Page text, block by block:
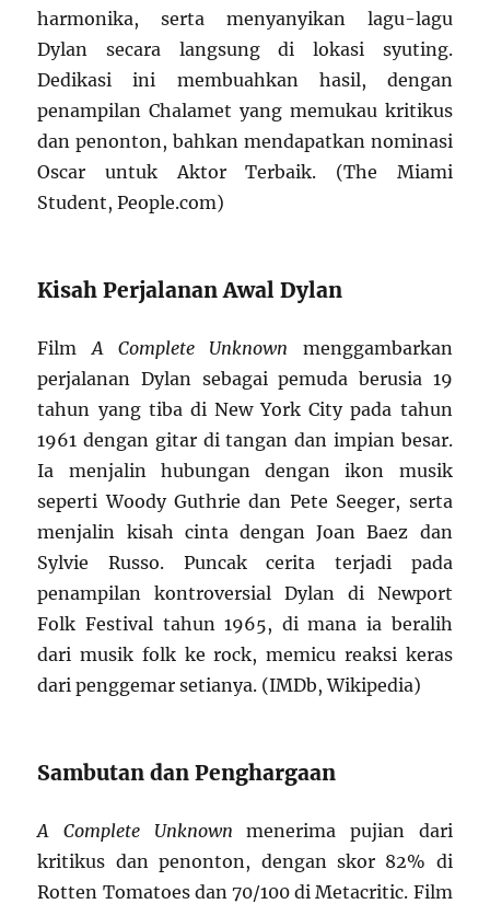
harmonika, serta menyanyikan lagu-lagu
Dylan secara langsung di lokasi syuting.
Dedikasi ini membuahkan hasil, dengan
penampilan Chalamet yang memukau kritikus
dan penonton, bahkan mendapatkan nominasi
Oscar untuk Aktor Terbaik. (The Miami
Student, People.com)
Kisah Perjalanan Awal Dylan
Film A Complete Unknown menggambarkan
perjalanan Dylan sebagai pemuda berusia 19
tahun yang tiba di New York City pada tahun
1961 dengan gitar di tangan dan impian besar.
Ia menjalin hubungan dengan ikon musik
seperti Woody Guthrie dan Pete Seeger, serta
menjalin kisah cinta dengan Joan Baez dan
Sylvie Russo. Puncak cerita terjadi pada
penampilan kontroversial Dylan di Newport
Folk Festival tahun 1965, di mana ia beralih
dari musik folk ke rock, memicu reaksi keras
dari penggemar setianya. (IMDb, Wikipedia)
Sambutan dan Penghargaan
A Complete Unknown menerima pujian dari
kritikus dan penonton, dengan skor 82% di
Rotten Tomatoes dan 70/100 di Metacritic. Film